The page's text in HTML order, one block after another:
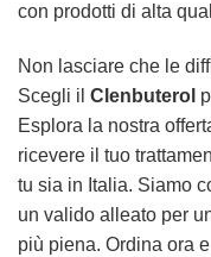
con prodotti di alta
Non lasciare che le
Scegli il Clenbuterol
Esplora la nostra
ricevere il tuo
tu sia in Italia. Siamo
un valido alleato per
più piena. Ordina ora